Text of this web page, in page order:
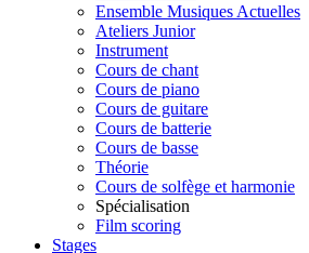
Ensemble Musiques Actuelles
Ateliers Junior
Instrument
Cours de chant
Cours de piano
Cours de guitare
Cours de batterie
Cours de basse
Théorie
Cours de solfège et harmonie
Spécialisation
Film scoring
Stages